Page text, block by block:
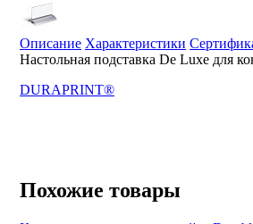
Описание Характеристики
Настольная подставка De Luxe для
DURAPRINT®
Похожие товары